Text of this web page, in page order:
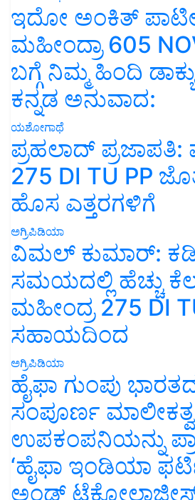
ಇದೋ ಅಂಕಿತ್
ಮಹೀಂದ್ರಾ 605
ಬಗ್ಗೆ ನಿಮ್ಮ ಹಿಂದಿ
ಕನ್ನಡ ಅನುವಾದ:
ಯಶೋಗಾಥೆ
ಪ್ರಹಲಾದ್ ಪ್ರಜಾಪತಿ:
275 DI TU PP
ಹೊಸ ಎತ್ತರಗಳಿಗೆ
ಅಗ್ರಿಪಿಡಿಯಾ
ವಿಮಲ್ ಕುಮಾರ್:
ಸಮಯದಲ್ಲಿ ಹೆಚ್ಚು
ಮಹೀಂದ್ರ 275 DI
ಸಹಾಯದಿಂದ
ಅಗ್ರಿಪಿಡಿಯಾ
ಹೈಫಾ ಗುಂಪು
ಸಂಪೂರ್ಣ
ಉಪಕಂಪನಿಯನ್ನು
‘ಹೈಫಾ ಇಂಡಿಯಾ
ಅಂಡ್